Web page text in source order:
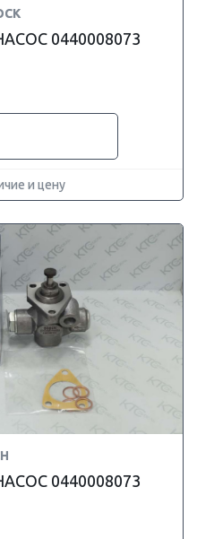
0440008073
и цену
0440008073